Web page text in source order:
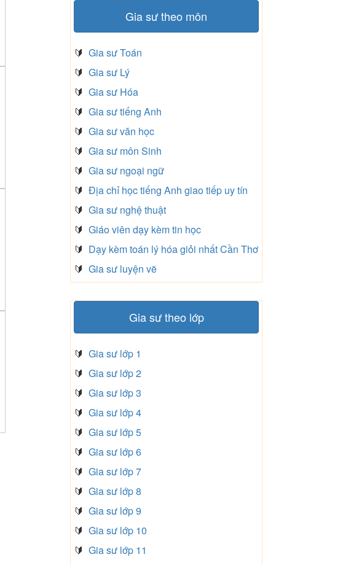
Gia sư theo môn
🔰 Gia sư Toán
🔰 Gia sư Lý
🔰 Gia sư Hóa
🔰 Gia sư tiếng Anh
🔰 Gia sư văn học
🔰 Gia sư môn Sinh
🔰 Gia sư ngoại ngữ
🔰 Địa chỉ học tiếng Anh giao tiếp uy tín
🔰 Gia sư nghệ thuật
🔰 Giáo viên dạy kèm tin học
🔰 Dạy kèm toán lý hóa giỏi nhất Cần Thơ
🔰 Gia sư luyện vẽ
Gia sư theo lớp
🔰 Gia sư lớp 1
🔰 Gia sư lớp 2
🔰 Gia sư lớp 3
🔰 Gia sư lớp 4
🔰 Gia sư lớp 5
🔰 Gia sư lớp 6
🔰 Gia sư lớp 7
🔰 Gia sư lớp 8
🔰 Gia sư lớp 9
🔰 Gia sư lớp 10
🔰 Gia sư lớp 11